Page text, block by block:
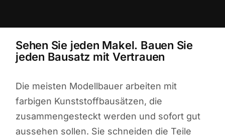
Sehen Sie jeden Makel. Bauen Sie
jeden Bausatz mit Vertrauen
Die meisten Modellbauer arbeiten mit
farbigen Kunststoffbausätzen, die
zusammengesteckt werden und sofort gut
aussehen sollen. Sie schneiden die Teile